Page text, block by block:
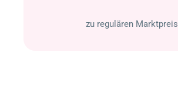
zu regulären Marktpreis